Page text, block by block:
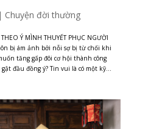
| Chuyện đời thường
Ý MÌNH THUYẾT PHỤC NGƯỜI
bị ám ảnh bởi nỗi sợ bị từ chối khi
tăng gấp đôi cơ hội thành công
đầu đồng ý? Tin vui là có một kỹ...